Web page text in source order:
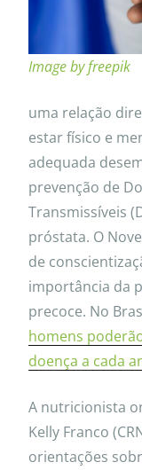
Image by freepik
uma relação
estar físico e
adequada
prevenção de
Transmissíveis
próstata. O
de
importância da
precoce. No
homens
doença a cada
A nutricionista
Kelly Franco
orientações